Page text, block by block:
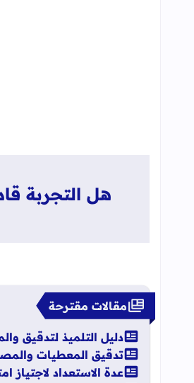
هل التجربة
مقالات مقترحة
دليل التلميذ لتدقيق
تدقيق المعطيات
عدة الاستعداد